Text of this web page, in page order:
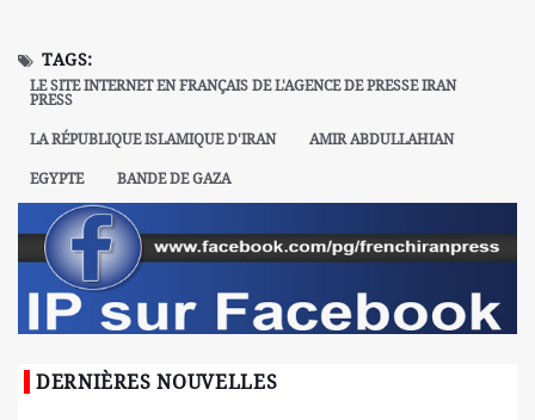
TAGS:
LE SITE INTERNET EN FRANÇAIS DE L'AGENCE DE PRESSE IRAN
PRESS
LA RÉPUBLIQUE ISLAMIQUE D'IRAN
AMIR ABDULLAHIAN
EGYPTE
BANDE DE GAZA
DERNIÈRES NOUVELLES